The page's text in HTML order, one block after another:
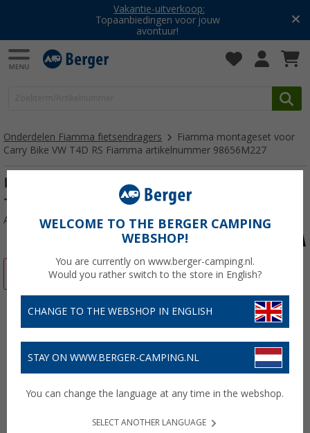
Vakantie-uitverkoop:
Topaanbiedingen voor jouw
avontuur!
Onderdelen Fiamma fietsendragers
Fiamma montageset voor
Carry Bike VW T4D RS Fiamma artikelnummer 98656M227
Fiamma montageset voor Carry Bike VW
T4D RS Fiamma artikelnummer 98656M227
Artikelnr: 214918
-58%
WELCOME TO THE BERGER CAMPING
WEBSHOP!
You are currently on www.berger-camping.nl.
Would you rather switch to the store in English?
CHANGE TO THE WEBSHOP IN ENGLISH
STAY ON WWW.BERGER-CAMPING.NL
You can change the language at any time in the webshop.
SELECT ANOTHER LANGUAGE